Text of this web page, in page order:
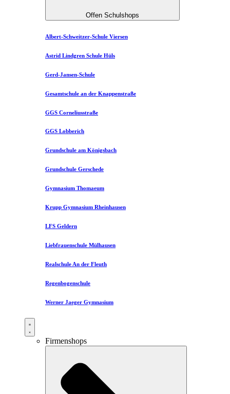
Offen Schulshops
Albert-Schweitzer-Schule Viersen
Astrid Lindgren Schule Hüls
Gerd-Jansen-Schule
Gesamtschule an der Knappenstraße
GGS Corneliusstraße
GGS Lobberich
Grundschule am Königsbach
Grundschule Gerschede
Gymnasium Thomaeum
Krupp Gymnasium Rheinhausen
LFS Geldern
Liebfrauenschule Mülhausen​
Realschule An der Fleuth
Regenbogenschule
Werner Jaeger Gymnasium
Firmenshops